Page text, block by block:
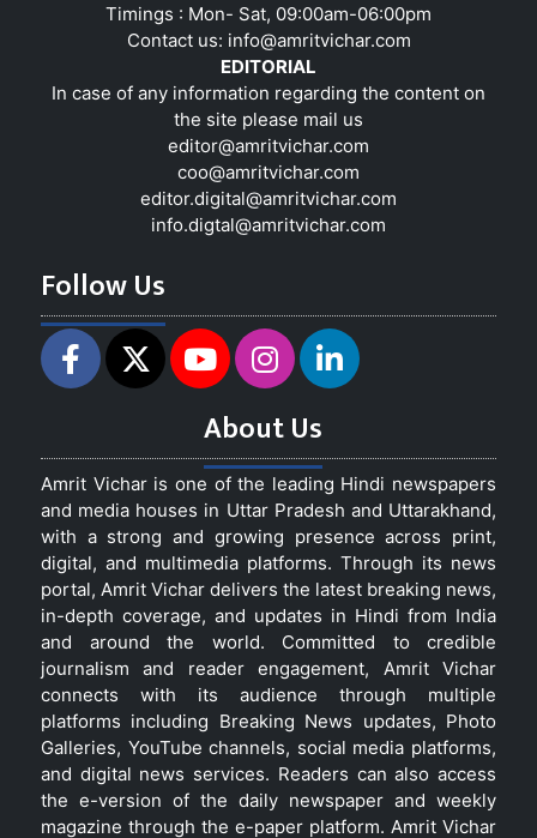
Timings : Mon- Sat, 09:00am-06:00pm
Contact us: info@amritvichar.com
EDITORIAL
In case of any information regarding the content on
the site please mail us
editor@amritvichar.com
coo@amritvichar.com
editor.digital@amritvichar.com
info.digtal@amritvichar.com
Follow Us
About Us
Amrit Vichar is one of the leading Hindi newspapers
and media houses in Uttar Pradesh and Uttarakhand,
with a strong and growing presence across print,
digital, and multimedia platforms. Through its news
portal, Amrit Vichar delivers the latest breaking news,
in-depth coverage, and updates in Hindi from India
and around the world. Committed to credible
journalism and reader engagement, Amrit Vichar
connects with its audience through multiple
platforms including Breaking News updates, Photo
Galleries, YouTube channels, social media platforms,
and digital news services. Readers can also access
the e-version of the daily newspaper and weekly
magazine through the e-paper platform. Amrit Vichar